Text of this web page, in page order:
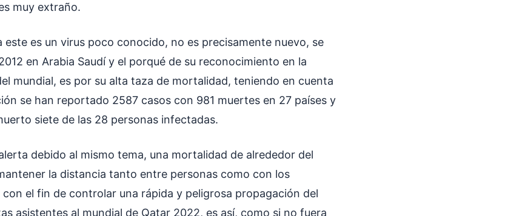
muy extraño.
este es un virus poco conocido, no es precisamente nuevo, se
en Arabia Saudí y el porqué de su reconocimiento en la
mundial, es por su alta taza de mortalidad, teniendo en cuenta
se han reportado 2587 casos con 981 muertes en 27 países y
siete de las 28 personas infectadas.
debido al mismo tema, una mortalidad de alrededor del
la distancia tanto entre personas como con los
el fin de controlar una rápida y peligrosa propagación del
asistentes al mundial de Qatar 2022, es así, como si no fuera